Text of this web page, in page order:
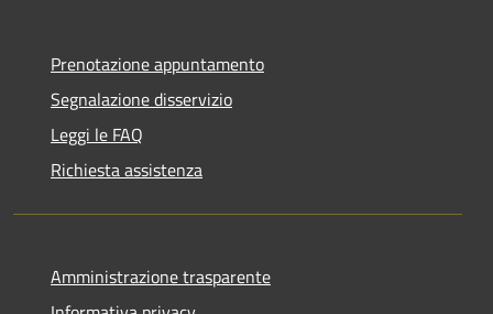
Prenotazione appuntamento
Segnalazione disservizio
Leggi le FAQ
Richiesta assistenza
Amministrazione trasparente